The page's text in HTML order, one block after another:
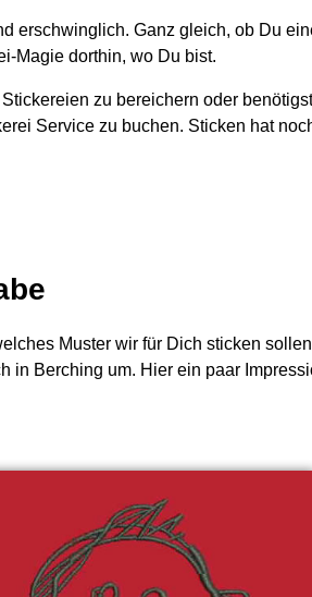
erschwinglich. Ganz gleich, ob Du
Magie dorthin, wo Du bist.
zu bereichern oder
Service zu buchen. Sticken hat
Muster wir für Dich sticken
Berching um. Hier ein paar